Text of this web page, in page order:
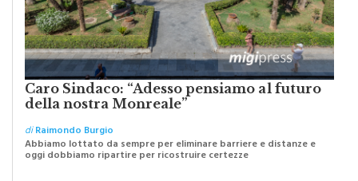
Caro Sindaco: “Adesso pensiamo al futuro
della nostra Monreale”
diRaimondo Burgio
Abbiamo lottato da sempre per eliminare barriere e distanze e
oggi dobbiamo ripartire per ricostruire certezze